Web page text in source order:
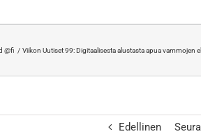
@fi Viikon Uutiset 99: Digitaalisesta alustasta apua vammojen
Edellinen